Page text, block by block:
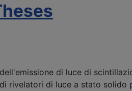
di luce di
rivelatori di luce a stato